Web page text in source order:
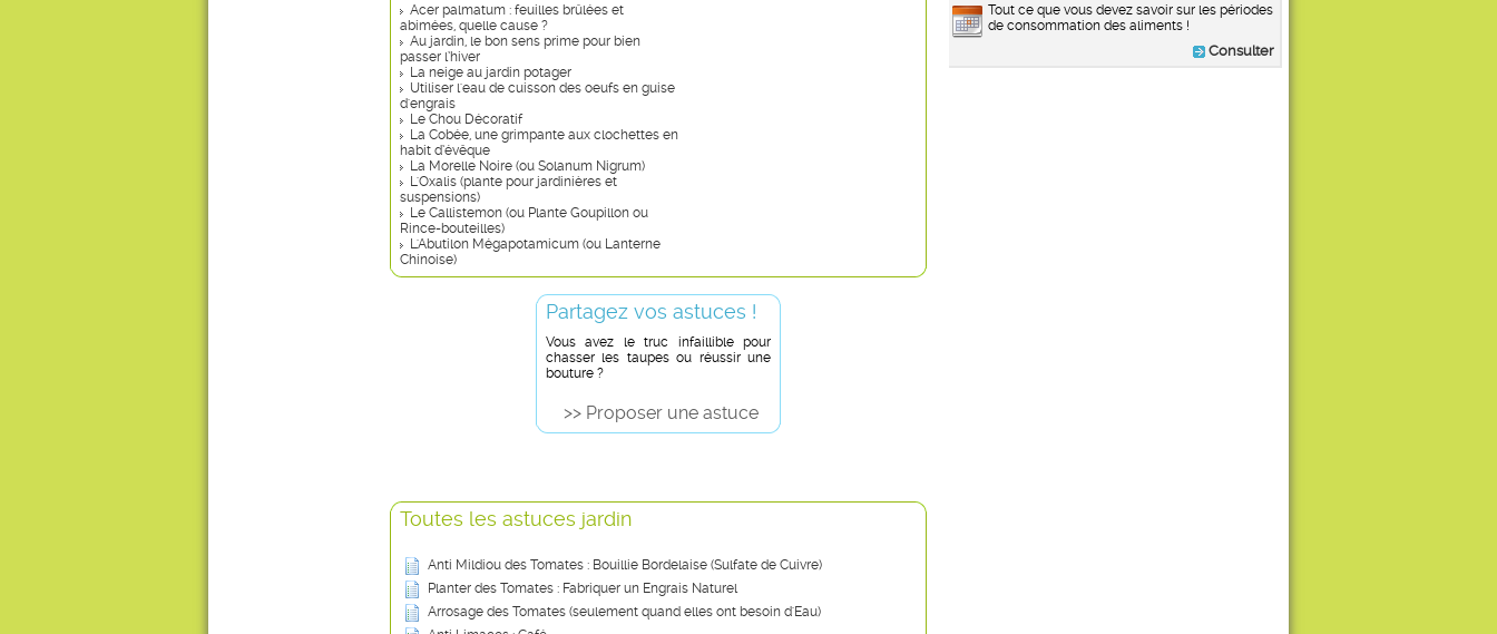
Tout ce que vous devez savoir sur les périodes
de consommation des aliments !
Consulter
Acer palmatum : feuilles brûlées et
abimées, quelle cause ?
Au jardin, le bon sens prime pour bien
passer l’hiver
La neige au jardin potager
Utiliser l'eau de cuisson des oeufs en guise
d'engrais
Le Chou Décoratif
La Cobée, une grimpante aux clochettes en
habit d’évêque
La Morelle Noire (ou Solanum Nigrum)
L'Oxalis (plante pour jardinières et
suspensions)
Le Callistemon (ou Plante Goupillon ou
Rince-bouteilles)
L'Abutilon Mégapotamicum (ou Lanterne
Chinoise)
Partagez vos astuces !
Vous avez le truc infaillible pour
chasser les taupes ou réussir une
bouture ?
>> Proposer une astuce
Toutes les astuces jardin
Anti Mildiou des Tomates : Bouillie Bordelaise (Sulfate de Cuivre)
Planter des Tomates : Fabriquer un Engrais Naturel
Arrosage des Tomates (seulement quand elles ont besoin d'Eau)